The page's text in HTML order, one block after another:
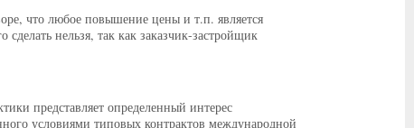
что любое повышение цены и т.п. является
нельзя, так как заказчик-застройщик
представляет определенный интерес
условиями типовых контрактов международной